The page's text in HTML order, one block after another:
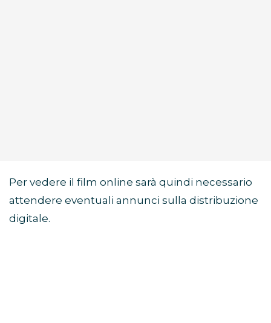
Per vedere il film online sarà quindi necessario
attendere eventuali annunci sulla distribuzione
digitale.